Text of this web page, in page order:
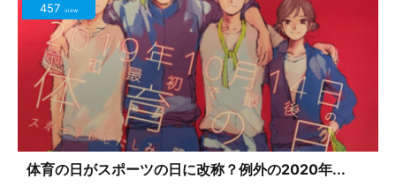
457 view
体育の日がスポーツの日に改称？例外の2020年...